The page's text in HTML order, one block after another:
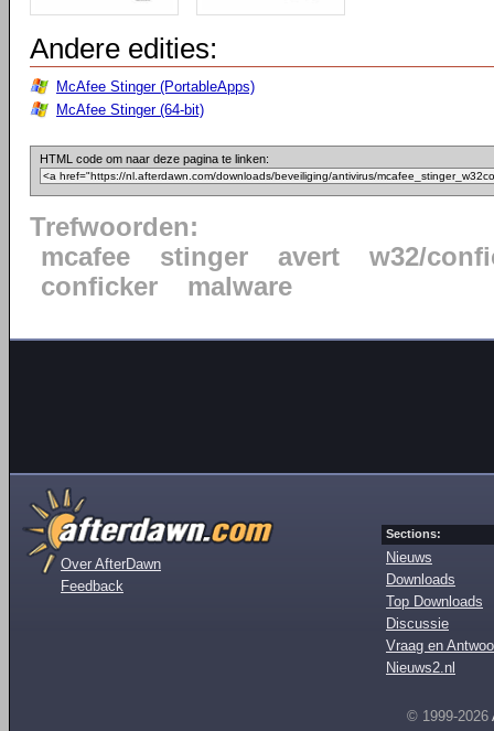
Andere edities:
McAfee Stinger (PortableApps)
McAfee Stinger (64-bit)
HTML code om naar deze pagina te linken:
Trefwoorden:
mcafee
stinger avert
w32/
conficker
malware
Over AfterDawn
Feedback
Sections:
Nieuws
Downloads
Top Downloads
Discussie
Vraag en
Nieuws2.nl
© 1999-2026